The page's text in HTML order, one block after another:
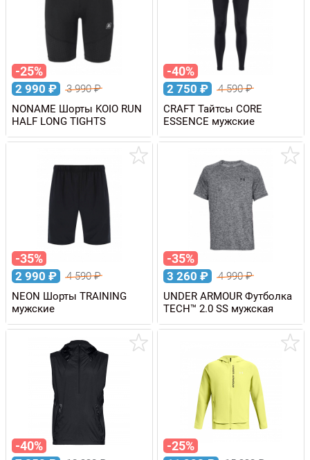
-25%
2 990 ₽ 3 990₽
NONAME Шорты KOIO RUN
HALF LONG TIGHTS
-40%
2 750 ₽ 4 590₽
CRAFT Тайтсы CORE
ESSENCE мужские
-35%
2 990 ₽ 4 590₽
NEON Шорты TRAINING
мужские
-35%
3 260 ₽ 4 990₽
UNDER ARMOUR Футболка
TECH™ 2.0 SS мужская
-40% -25%